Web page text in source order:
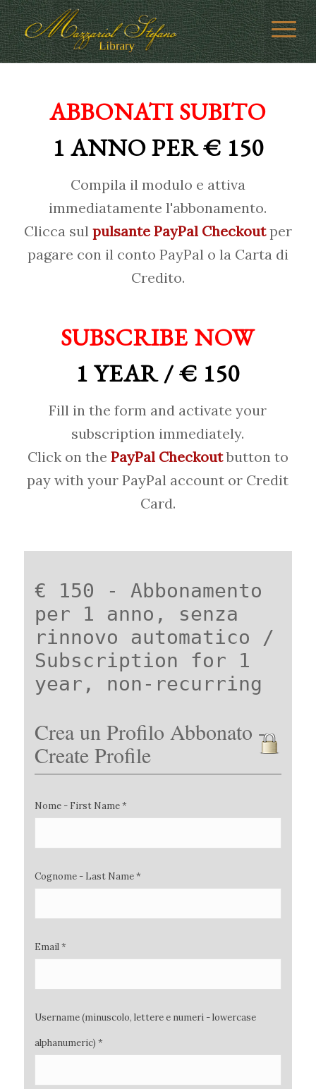
ABBONATI SUBITO
1 ANNO PER € 150
Compila il modulo e attiva
immediatamente l'abbonamento.
Clicca sul pulsante PayPal Checkoutper
pagare con il conto PayPal o la Carta di
Credito.
SUBSCRIBE NOW
1 YEAR / € 150
Fill in the form and activate your
subscription immediately.
Click on the PayPal Checkoutbutton to
pay with your PayPal account or Credit
Card.
€ 150 - Abbonamento
per 1 anno, senza
rinnovo automatico /
Subscription for 1
year, non-recurring
Crea un Profilo Abbonato -
Create Profile
Nome - First Name *
Cognome - Last Name *
Email *
Username (minuscolo, lettere e numeri - lowercase
alphanumeric) *